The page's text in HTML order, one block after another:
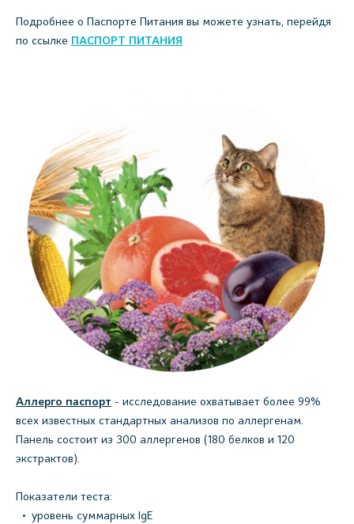
Подробнее о Паспорте Питания вы можете узнать, перейдя
по ссылке ПАСПОРТ ПИТАНИЯ
Аллерго паспорт - исследование охватывает более 99%
всех известных стандартных анализов по аллергенам.
Панель состоит из 300 аллергенов (180 белков и 120
экстрактов).
Показатели теста:
уровень суммарных IgE